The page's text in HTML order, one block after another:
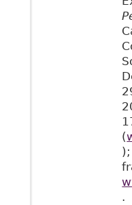
(
.